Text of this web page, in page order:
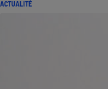
ACTUALITÉ